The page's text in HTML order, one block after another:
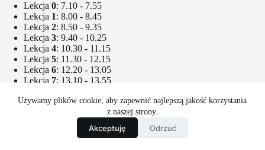
Używamy plików cookie, aby zapewnić najlepszą jakość korzystania
z naszej strony.
Akceptuję Odrzuć
Lekcja 0: 7.10 - 7.55
Lekcja 1: 8.00 - 8.45
Lekcja 2: 8.50 - 9.35
Lekcja 3: 9.40 - 10.25
Lekcja 4: 10.30 - 11.15
Lekcja 5: 11.30 - 12.15
Lekcja 6: 12.20 - 13.05
Lekcja 7: 13.10 - 13.55
Lekcja 9: 15.00 - 15.45
: 15.50 - 16.35
: 16.40 - 17.25
Copyright © 2026 - Zespół Szkolno-Przedszkolny w Rytrze.